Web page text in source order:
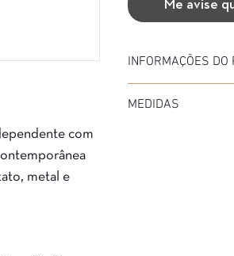
com
metal e
Me avise
INFORMAÇÕES DO
Modelo: LELA
MEDIDAS